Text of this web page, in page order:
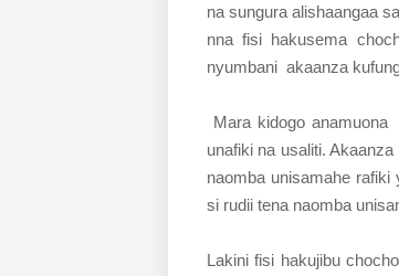
na sungura alishaangaa
nna fisi hakusema
nyumbani akaanza
Mara kidogo
unafiki na usaliti.
naomba unisamahe rafiki
si rudii tena naomba
Lakini fisi hakujibu